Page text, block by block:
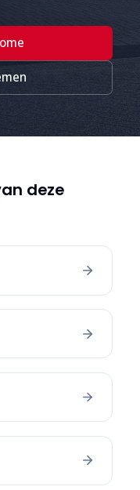
deze